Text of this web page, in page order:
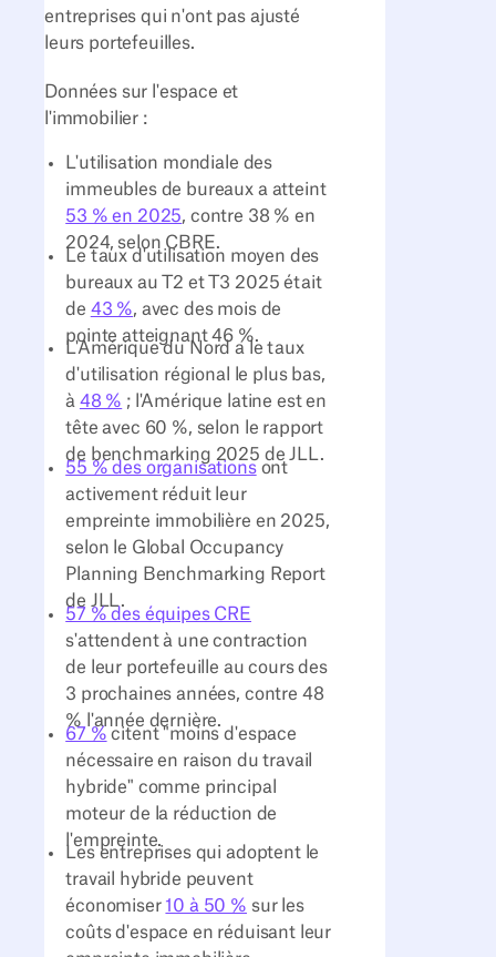
entreprises qui n'ont pas ajusté
leurs portefeuilles.
Données sur l'espace et
l'immobilier :
L'utilisation mondiale des
immeubles de bureaux a atteint
53 % en 2025, contre 38 % en
2024, selon CBRE.
Le taux d'utilisation moyen des
bureaux au T2 et T3 2025 était
de 43 %, avec des mois de
pointe atteignant 46 %.
L'Amérique du Nord a le taux
d'utilisation régional le plus bas,
à 48 % ; l'Amérique latine est en
tête avec 60 %, selon le rapport
de benchmarking 2025 de JLL.
55 % des organisationsont
activement réduit leur
empreinte immobilière en 2025,
selon le Global Occupancy
Planning Benchmarking Report
de JLL.
57 % des équipes CRE
s'attendent à une contraction
de leur portefeuille au cours des
3 prochaines années, contre 48
% l'année dernière.
67 % citent "moins d'espace
nécessaire en raison du travail
hybride" comme principal
moteur de la réduction de
l'empreinte.
Les entreprises qui adoptent le
travail hybride peuvent
économiser 10 à 50 % sur les
coûts d'espace en réduisant leur